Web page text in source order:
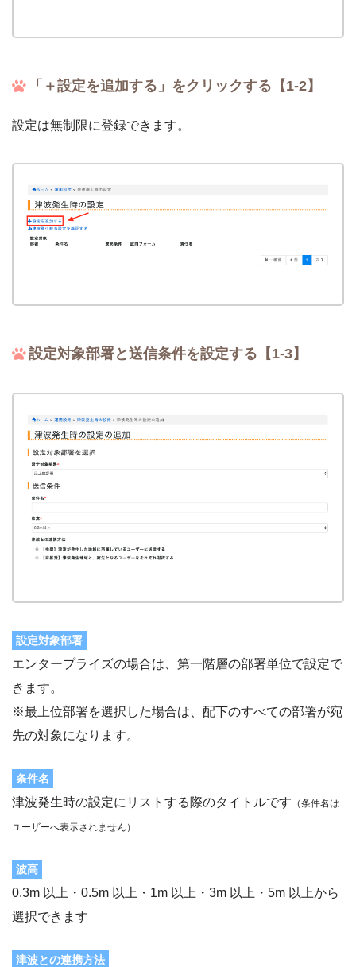
「＋設定を追加する」をクリックする【1-2】
設定は無制限に登録できます。
設定対象部署と送信条件を設定する【1-3】
設定対象部署
エンタープライズの場合は、第一階層の部署単位で設定で
きます。
※最上位部署を選択した場合は、配下のすべての部署が宛
先の対象になります。
条件名
津波発生時の設定にリストする際のタイトルです （条件名は
ユーザーへ表示されません）
波高
0.3m 以上・0.5m 以上・1m 以上・3m 以上・5m 以上から
選択できます
津波との連携方法